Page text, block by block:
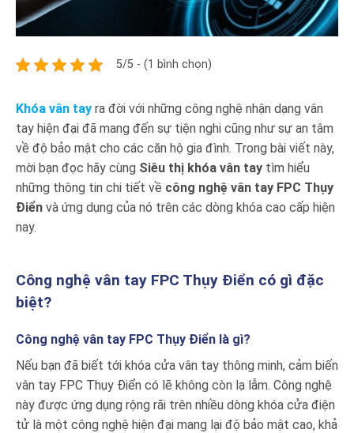
5/5 - (1 bình chọn)
Khóa vân tay ra đời với những công nghệ nhận dạng vân
tay hiện đại đã mang đến sự tiện nghi cũng như sự an tâm
về độ bảo mật cho các căn hộ gia đình. Trong bài viết này,
mời bạn đọc hãy cùng Siêu thị khóa vân tay tìm hiểu
những thông tin chi tiết về công nghệ vân tay FPC Thụy
Điển và ứng dụng của nó trên các dòng khóa cao cấp hiện
nay.
Công nghệ vân tay FPC Thụy Điển có gì đặc
biệt?
Công nghệ vân tay FPC Thụy Điển là gì?
Nếu bạn đã biết tới khóa cửa vân tay thông minh, cảm biến
vân tay FPC Thụy Điển có lẽ không còn lạ lẫm. Công nghệ
này được ứng dụng rộng rãi trên nhiều dòng khóa cửa điện
tử là một công nghệ hiện đại mang lại độ bảo mật cao, khả